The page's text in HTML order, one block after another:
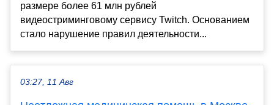
размере более 61 млн рублей
видеостриминговому сервису Twitch. Основанием
стало нарушение правил деятельности...
03:27, 11 Авг